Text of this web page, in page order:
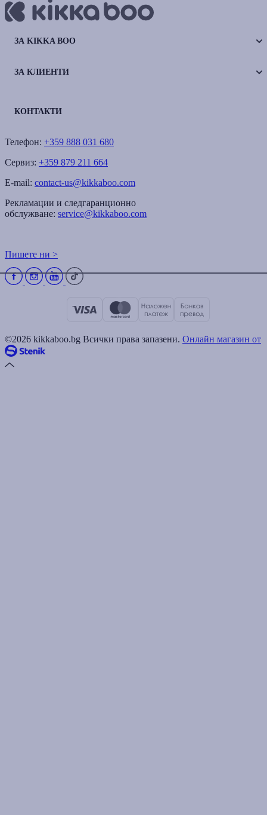
ЗА KIKKA BOO
ЗА КЛИЕНТИ
КОНТАКТИ
Телефон: +359 888 031 680
Сервиз: +359 879 211 664
E-mail: contact-us@kikkaboo.com
Рекламации и следгаранционно
обслужване: service@kikkaboo.com
Пишете ни >
©2026 kikkaboo.bg Всички права запазени. Онлайн магазин от